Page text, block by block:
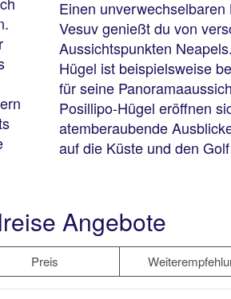
Einen unverwechselbaren
Vesuv genießt du von
Aussichtspunkten
Hügel ist beispielsweise
für seine
Posillipo-Hügel eröffnen
atemberaubende
auf die Küste und den
Angebote
Preis